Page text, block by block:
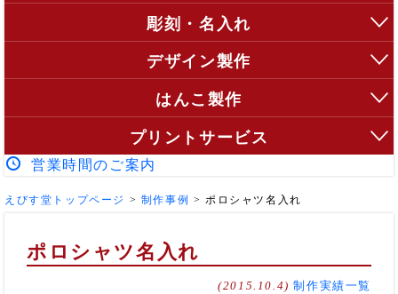
彫刻・名入れ
デザイン製作
はんこ製作
プリントサービス
営業時間のご案内
えびす堂トップページ > 制作事例 > ポロシャツ名入れ
ポロシャツ名入れ
(2015.10.4) 制作実績一覧